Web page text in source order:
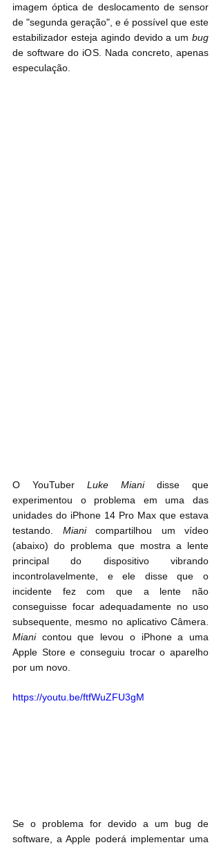
imagem óptica de deslocamento de sensor
de "segunda geração", e é possível que este
estabilizador esteja agindo devido a um bug
de software do iOS. Nada concreto, apenas
especulação.
O YouTuber Luke Miani disse que
experimentou o problema em uma das
unidades do iPhone 14 Pro Max que estava
testando. Miani compartilhou um vídeo
(abaixo) do problema que mostra a lente
principal do dispositivo vibrando
incontrolavelmente, e ele disse que o
incidente fez com que a lente não
conseguisse focar adequadamente no uso
Miani contou que levou o iPhone a uma
Apple Store e conseguiu trocar o aparelho
por um novo.
https://youtu.be/ftfWuZFU3gM
Se o problema for devido a um bug de
software, a Apple poderá implementar uma